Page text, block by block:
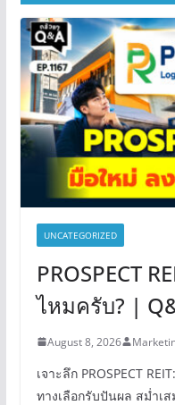
UNCATEGORIZED
PROSPECT
ไหมครับ? |
August 8, 2026
เจาะลึก PROSPECT
ทางเลือกรับปันผล สม่ำเ